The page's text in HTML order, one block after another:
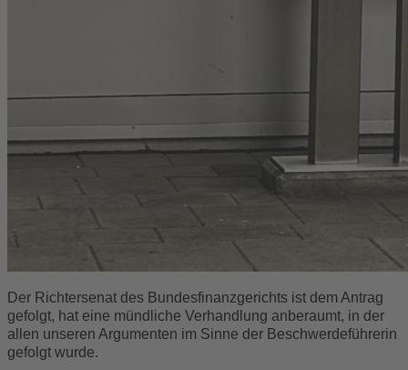
Der Richtersenat des Bundesfinanzgerichts ist dem Antrag
gefolgt, hat eine mündliche Verhandlung anberaumt, in der
allen unseren Argumenten im Sinne der Beschwerdeführerin
gefolgt wurde.